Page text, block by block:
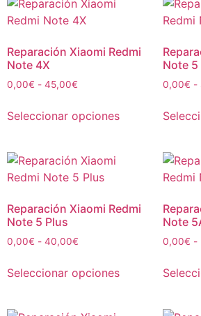
Reparación Xiaomi Redmi
Note 4X
0,00€ - 45,00€
Seleccionar opciones
Note 5
0,00€ -
Reparación Xiaomi Redmi
Note 5 Plus
0,00€ - 40,00€
Seleccionar opciones
Note
0,00€ -